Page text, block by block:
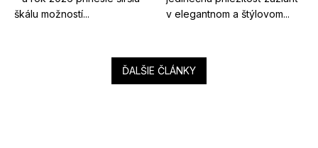
škálu možností...
v elegantnom a štýlovom...
ĎALŠIE ČLÁNKY